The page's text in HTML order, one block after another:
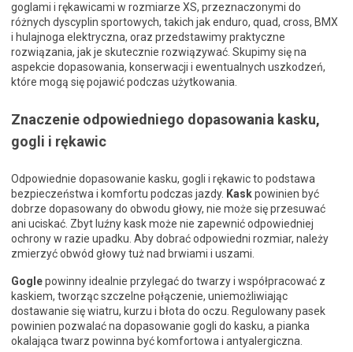
goglami i rękawicami w rozmiarze XS, przeznaczonymi do
różnych dyscyplin sportowych, takich jak enduro, quad, cross, BMX
i hulajnoga elektryczna, oraz przedstawimy praktyczne
rozwiązania, jak je skutecznie rozwiązywać. Skupimy się na
aspekcie dopasowania, konserwacji i ewentualnych uszkodzeń,
które mogą się pojawić podczas użytkowania.
Znaczenie odpowiedniego dopasowania kasku,
gogli i rękawic
Odpowiednie dopasowanie kasku, gogli i rękawic to podstawa
bezpieczeństwa i komfortu podczas jazdy. Kaskpowinien być
dobrze dopasowany do obwodu głowy, nie może się przesuwać
ani uciskać. Zbyt luźny kask może nie zapewnić odpowiedniej
ochrony w razie upadku. Aby dobrać odpowiedni rozmiar, należy
zmierzyć obwód głowy tuż nad brwiami i uszami.
Goglepowinny idealnie przylegać do twarzy i współpracować z
kaskiem, tworząc szczelne połączenie, uniemożliwiając
dostawanie się wiatru, kurzu i błota do oczu. Regulowany pasek
powinien pozwalać na dopasowanie gogli do kasku, a pianka
okalająca twarz powinna być komfortowa i antyalergiczna.